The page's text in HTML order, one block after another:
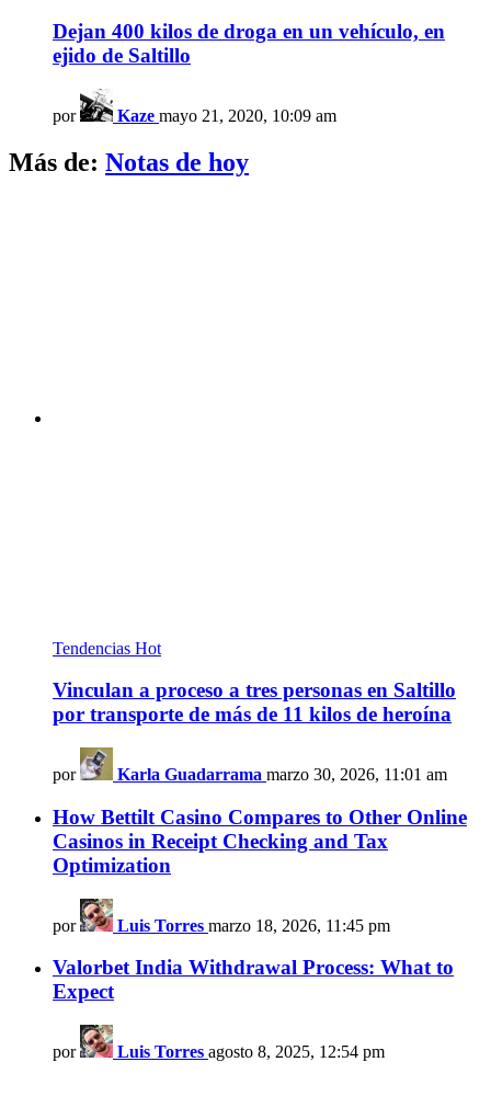
Dejan 400 kilos de droga en un vehículo, en
ejido de Saltillo
por Kaze mayo 21, 2020, 10:09 am
Más de: Notas de hoy
Tendencias Hot
Vinculan a proceso a tres personas en Saltillo
por transporte de más de 11 kilos de heroína
por Karla Guadarrama marzo 30, 2026, 11:01 am
How Bettilt Casino Compares to Other Online
Casinos in Receipt Checking and Tax
Optimization
por Luis Torres marzo 18, 2026, 11:45 pm
Valorbet India Withdrawal Process: What to
Expect
por Luis Torres agosto 8, 2025, 12:54 pm